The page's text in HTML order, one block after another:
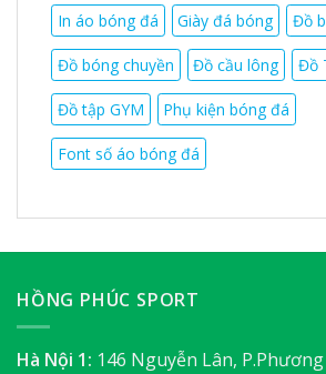
In áo bóng đá Giày đá bóng Đồ
Đồ bóng chuyền Đồ cầu lông Đồ
Đồ tập GYM Phụ kiện bóng đá
Font số áo bóng đá
HỒNG PHÚC SPORT
Hà Nội 1: 146 Nguyễn Lân,